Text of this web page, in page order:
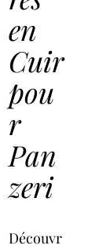
en
Cuir
pou
r
Pan
zeri
Découvr